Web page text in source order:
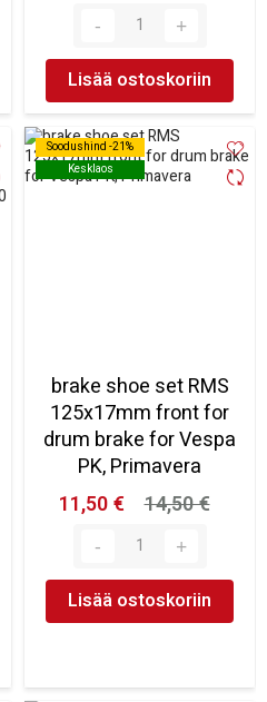
Lisää ostoskoriin
Soodushind -21%
Kesklaos
Soodushind -21%
Kesklaos
brake shoe set RMS
125x17mm front for
drum brake for Vespa
PK, Primavera
11,50 €
14,50 €
Lisää ostoskoriin